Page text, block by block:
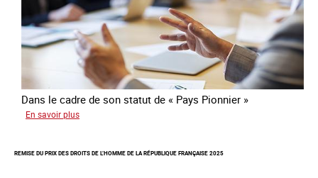
Dans le cadre de son statut de « Pays Pionnier »
En savoir plus
de
REMISE DU PRIX DES DROITS DE L’HOMME DE LA RÉPUBLIQUE FRANÇAISE 2025